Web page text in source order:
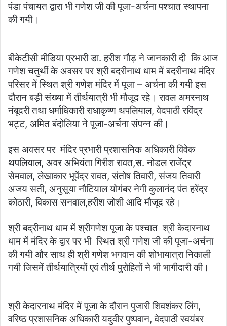
पंडा पंचायत द्वारा भी गणेश जी की पूजा-अर्चना पश्चात स्थापना
की‌ गयी।
बीकेटीसी मीडिया प्रभारी डा. हरीश गौड़ ने जानकारी दी कि आज
गणेश चतुर्थी के अवसर पर श्री बदरीनाथ धाम में बदरीनाथ मंदिर
परिसर में स्थित श्री गणेश मंदिर में पूजा – अर्चना की गयी इस
दौरान बड़ी संख्या में तीर्थयात्री भी मौजूद रहे। रावल अमरनाथ
नंबूदरी तथा धर्माधिकारी राधाकृष्ण थपलियाल, वेदपाठी रविंद्र
भट्ट, अमित बंदोलिया ने पूजा-अर्चना संपन्न की।
इस अवसर पर मंदिर प्रभारी प्रशासनिक अधिकारी विवेक
थपलियाल, अवर अभियंता गिरीश रावत,स. नोडल राजेंद्र
सेमवाल, लेखाकार भूपेंद्र रावत, संतोष तिवारी, संजय तिवारी
अजय सती, अनुसूया नौटियाल योगंबर नेगी कुलानंद पंत हरेंद्र
कोठारी, विकास सनवाल,हरीश जोशी आदि मौजूद रहे।
श्री बद्रीनाथ धाम में श्रीगणेश पूजा के पश्चात श्री केदारनाथ
धाम में मंदिर के द्वार पर भी स्थित श्री गणेश जी की पूजा-अर्चना
की गयी और साथ ही श्री गणेश भगवान की शोभायात्रा निकाली
गयी जिसमें तीर्थयात्रियों एवं तीर्थ पुरोहितों ने भी भागीदारी की।
श्री केदारनाथ मंदिर में पूजा के दौरान पुजारी शिवशंकर लिंग,
वरिष्ठ प्रशासनिक अधिकारी यदुवीर पुष्पवान, वेदपाठी स्वयंबर